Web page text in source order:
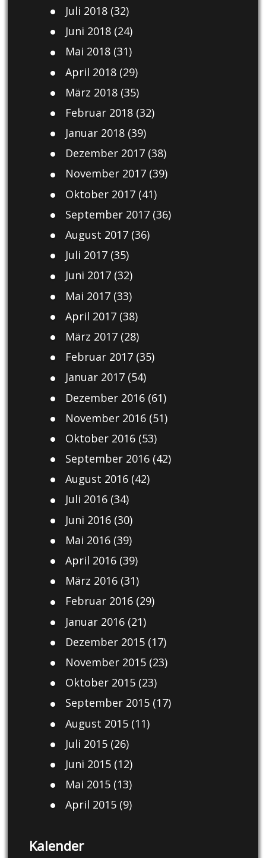
Juli 2018(32)
Juni 2018(24)
Mai 2018(31)
April 2018(29)
März 2018(35)
Februar 2018(32)
Januar 2018(39)
Dezember 2017(38)
November 2017(39)
Oktober 2017(41)
September 2017(36)
August 2017(36)
Juli 2017(35)
Juni 2017(32)
Mai 2017(33)
April 2017(38)
März 2017(28)
Februar 2017(35)
Januar 2017(54)
Dezember 2016(61)
November 2016(51)
Oktober 2016(53)
September 2016(42)
August 2016(42)
Juli 2016(34)
Juni 2016(30)
Mai 2016(39)
April 2016(39)
März 2016(31)
Februar 2016(29)
Januar 2016(21)
Dezember 2015(17)
November 2015(23)
Oktober 2015(23)
September 2015(17)
August 2015(11)
Juli 2015(26)
Juni 2015(12)
Mai 2015(13)
April 2015(9)
Kalender